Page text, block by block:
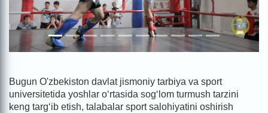
Bugun O'zbekiston davlat jismoniy tarbiya va sport
universitetida yoshlar o‘rtasida sog‘lom turmush tarzini
keng targ‘ib etish, talabalar sport salohiyatini oshirish